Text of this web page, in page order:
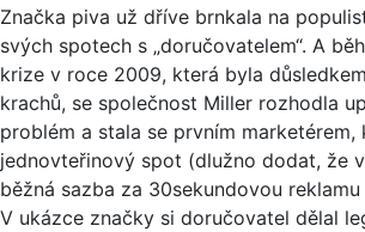
Značka piva už dříve brnkala na
svých spotech s „doručovatelem“. A
krize v roce 2009, která byla
krachů, se společnost Miller rozhodla
problém a stala se prvním marketérem,
jednovteřinový spot (dlužno dodat, že
běžná sazba za 30sekundovou
V ukázce značky si doručovatel dělal